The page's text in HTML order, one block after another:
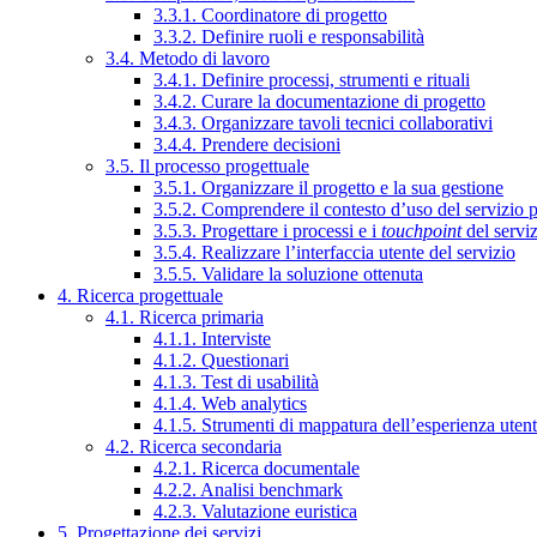
3.3.1. Coordinatore di progetto
3.3.2. Definire ruoli e responsabilità
3.4. Metodo di lavoro
3.4.1. Definire processi, strumenti e rituali
3.4.2. Curare la documentazione di progetto
3.4.3. Organizzare tavoli tecnici collaborativi
3.4.4. Prendere decisioni
3.5. Il processo progettuale
3.5.1. Organizzare il progetto e la sua gestione
3.5.2. Comprendere il contesto d’uso del servizio
3.5.3. Progettare i processi e i touchpointdel
3.5.4. Realizzare l’interfaccia utente del servizio
3.5.5. Validare la soluzione ottenuta
4. Ricerca progettuale
4.1. Ricerca primaria
4.1.1. Interviste
4.1.2. Questionari
4.1.3. Test di usabilità
4.1.4. Web analytics
4.1.5. Strumenti di mappatura dell’esperienza
4.2. Ricerca secondaria
4.2.1. Ricerca documentale
4.2.2. Analisi benchmark
4.2.3. Valutazione euristica
5. Progettazione dei servizi